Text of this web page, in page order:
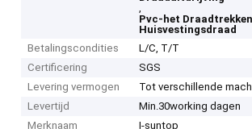
,
Pvc-het
Huisvestingsdraad
Betalingscondities
L/C, T/T
Certificering
SGS
Levering vermogen
Tot verschillende
Levertijd
Min.30working dagen
Merknaam
I-suntop